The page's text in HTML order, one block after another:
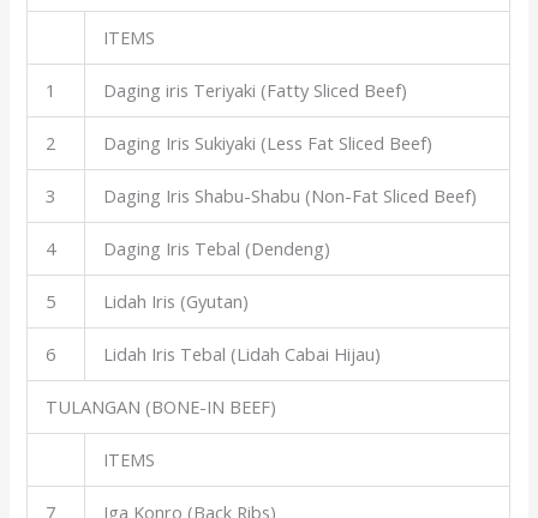
ITEMS
1 Daging iris Teriyaki (Fatty Sliced Beef)
2 Daging Iris Sukiyaki (Less Fat Sliced Beef)
3 Daging Iris Shabu-Shabu (Non-Fat Sliced Beef)
4 Daging Iris Tebal (Dendeng)
5 Lidah Iris (Gyutan)
6 Lidah Iris Tebal (Lidah Cabai Hijau)
TULANGAN (BONE-IN BEEF)
ITEMS
7 Iga Konro (Back Ribs)